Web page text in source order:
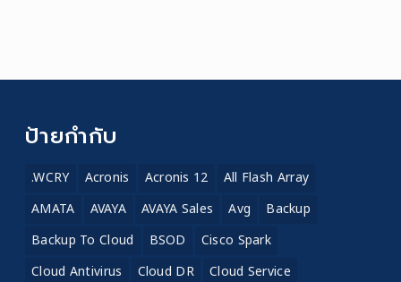
ป้ายกำกับ
.WCRY Acronis Acronis 12
All Flash Array
AMATA
AVAYA AVAYA Sales Avg
Backup
Backup To Cloud
BSOD
Cisco Spark
Cloud Antivirus
Cloud DR
Cloud Service